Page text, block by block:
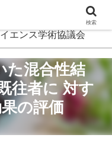
エンス学術協議会
た混合性結
往者に 対す
の評価
検索